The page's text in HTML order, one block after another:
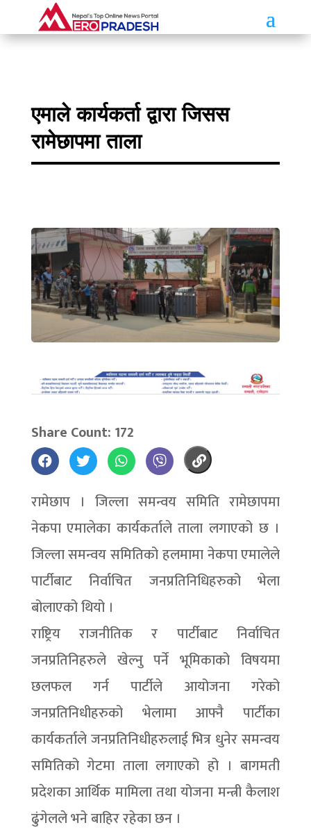
एमाले कार्यकर्ता द्वारा जिसस
रामेछापमा ताला
Share Count: 172
रामेछाप । जिल्ला समन्वय समिति रामेछापमा
नेकपा एमालेका कार्यकर्ताले ताला लगाएको छ ।
जिल्ला समन्वय समितिको हलमामा नेकपा एमालेले
पार्टीबाट निर्वाचित जनप्रतिनिधिहरुको भेला
बोलाएको थियो ।
राष्ट्रिय राजनीतिक र पार्टीबाट निर्वाचित
जनप्रतिनिहरुले खेल्नु पर्ने भूमिकाको विषयमा
छलफल गर्न पार्टीले आयोजना गरेको
जनप्रतिनिधीहरुको भेलामा आफ्नै पार्टीका
कार्यकर्ताले जनप्रतिनिधीहरुलाई भित्र धुनेर समन्वय
समितिको गेटमा ताला लगाएको हो । बागमती
प्रदेशका आर्थिक मामिला तथा योजना मन्त्री कैलाश
ढुंगेलले भने बाहिर रहेका छन ।